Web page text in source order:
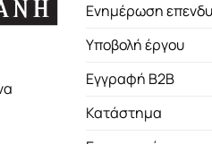
Ενημέρωση
Υποβολή έργου
Εγγραφή B2B
Κατάστημα